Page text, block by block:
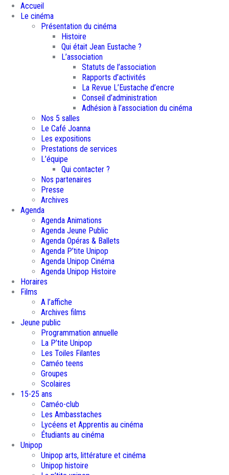
Accueil
Le cinéma
Présentation du cinéma
Histoire
Qui était Jean Eustache ?
L’association
Statuts de l’association
Rapports d’activités
La Revue L’Eustache d’encre
Conseil d’administration
Adhésion à l’association du cinéma
Nos 5 salles
Le Café Joanna
Les expositions
Prestations de services
L’équipe
Qui contacter ?
Nos partenaires
Presse
Archives
Agenda
Agenda Animations
Agenda Jeune Public
Agenda Opéras & Ballets
Agenda P’tite Unipop
Agenda Unipop Cinéma
Agenda Unipop Histoire
Horaires
Films
A l’affiche
Archives films
Jeune public
Programmation annuelle
La P’tite Unipop
Les Toiles Filantes
Caméo teens
Groupes
Scolaires
15-25 ans
Caméo-club
Les Ambasstaches
Lycéens et Apprentis au cinéma
Étudiants au cinéma
Unipop
Unipop arts, littérature et cinéma
Unipop histoire